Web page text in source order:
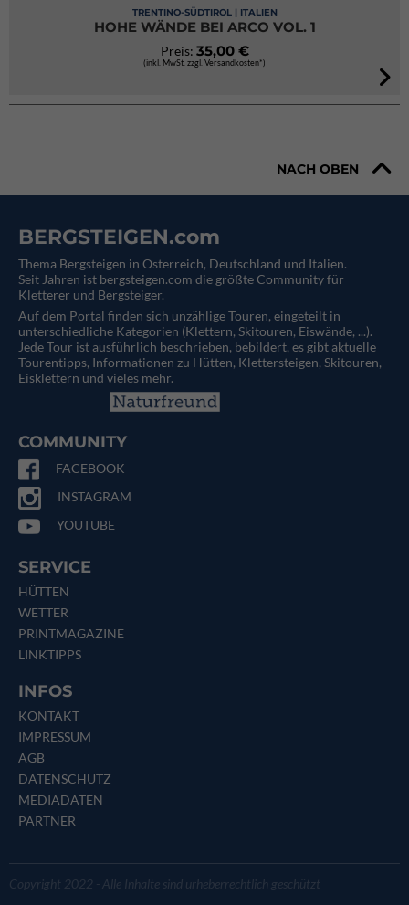
TRENTINO-SÜDTIROL | ITALIEN
HOHE WÄNDE BEI ARCO VOL. 1
Preis: 35,00 €
(inkl. MwSt. zzgl. Versandkosten*)
NACH OBEN
BERGSTEIGEN.com
Thema Bergsteigen in Österreich, Deutschland und Italien.
Seit Jahren ist bergsteigen.com die größte Community für
Kletterer und Bergsteiger.
Auf dem Portal finden sich unzählige Touren, eingeteilt in
unterschiedliche Kategorien (Klettern, Skitouren, Eiswände, ...).
Jede Tour ist ausführlich beschrieben, bebildert, es gibt aktuelle
Tourentipps, Informationen zu Hütten, Klettersteigen, Skitouren,
Eisklettern und vieles mehr.
COMMUNITY
FACEBOOK
INSTAGRAM
YOUTUBE
SERVICE
HÜTTEN
WETTER
PRINTMAGAZINE
LINKTIPPS
INFOS
KONTAKT
IMPRESSUM
AGB
DATENSCHUTZ
MEDIADATEN
PARTNER
Copyright 2022 - Alle Inhalte sind urheberrechtlich geschützt